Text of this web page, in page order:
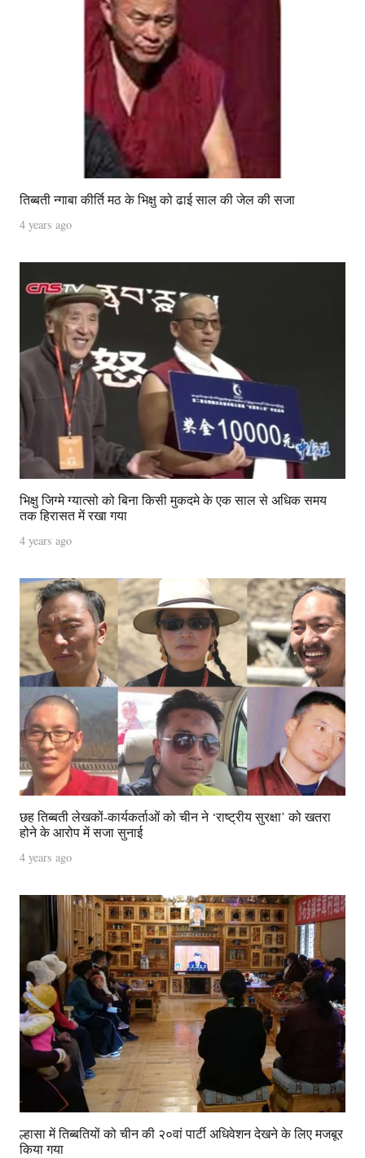
तिब्बती न्‍गाबा कीर्ति मठ के भिक्षु को ढाई साल की जेल की सजा
4 years ago
भिक्षु जिग्मे ग्यात्सो को बिना किसी मुकदमे के एक साल से अधिक समय
तक हिरासत में रखा गया
4 years ago
छह तिब्बती लेखकों-कार्यकर्ताओं को चीन ने ‘राष्‍ट्रीय सुरक्षा’ को खतरा
होने के आरोप में सजा सुनाई
4 years ago
ल्हासा में तिब्बतियों को चीन की २०वां पार्टी अधिवेशन देखने के लिए मजबूर
किया गया